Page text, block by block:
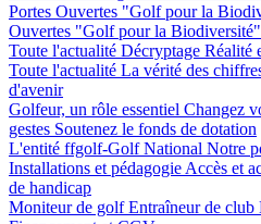
Portes Ouvertes "Golf pour la
Ouvertes "Golf pour la
Toute l'actualité Décryptage Réalité
Toute l'actualité La vérité des
d'avenir
Golfeur, un rôle essentiel Changez
gestes Soutenez le fonds de dotation
L'entité ffgolf-Golf National Notre
Installations et pédagogie Accès et
de handicap
Moniteur de golfEntraîneur de club